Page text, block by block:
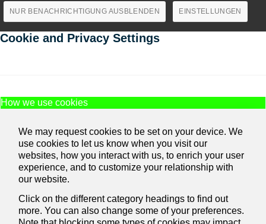
NUR BENACHRICHTIGUNG AUSBLENDEN EINSTELLUNGEN
Cookie and Privacy Settings
How we use cookies
We may request cookies to be set on your device. We
use cookies to let us know when you visit our
websites, how you interact with us, to enrich your user
experience, and to customize your relationship with
our website.
Click on the different category headings to find out
more. You can also change some of your preferences.